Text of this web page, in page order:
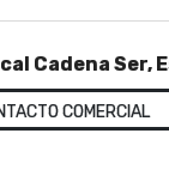
Cadena Ser,
COMERCIAL